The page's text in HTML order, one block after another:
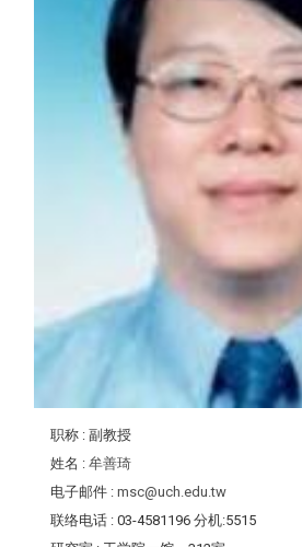
职称 : 副教授
姓名 : 牟善琦
电子邮件 : msc@uch.edu.tw
联络电话 : 03-4581196 分机:5515